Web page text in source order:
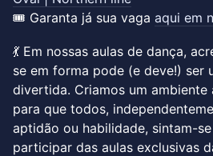
🎟 Garanta já sua vaga aqui em
💃 Em nossas aulas de dança,
se em forma pode (e deve!) ser
divertida. Criamos um ambiente
para que todos,
aptidão ou habilidade, sintam-
participar das aulas exclusivas